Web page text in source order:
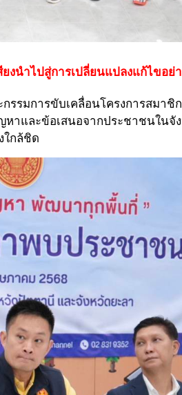
ำไปสู่การเปลี่ยนแปลงแก้ไขอย่า
รรมการขับเคลื่อนโครงการสมา
าและข้อเสนอจากประชาชนในจั
ใกล้ชิด